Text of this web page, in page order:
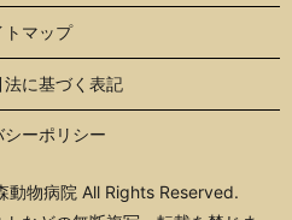
トマップ
に基づく表記
シーポリシー
物病院 All Rights Reserved.